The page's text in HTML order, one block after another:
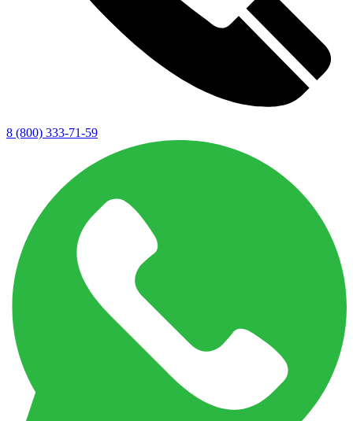
8 (800) 333-71-59